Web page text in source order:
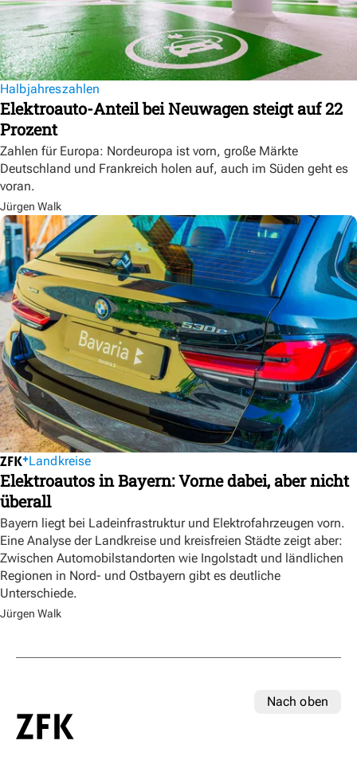
Halbjahreszahlen
Elektroauto-Anteil bei Neuwagen steigt auf 22
Prozent
Zahlen für Europa: Nordeuropa ist vorn, große Märkte
Deutschland und Frankreich holen auf, auch im Süden geht es
voran.
Jürgen Walk
Landkreise
Elektroautos in Bayern: Vorne dabei, aber nicht
überall
Bayern liegt bei Ladeinfrastruktur und Elektrofahrzeugen vorn.
Eine Analyse der Landkreise und kreisfreien Städte zeigt aber:
Zwischen Automobilstandorten wie Ingolstadt und ländlichen
Regionen in Nord- und Ostbayern gibt es deutliche
Unterschiede.
Jürgen Walk
Nach oben